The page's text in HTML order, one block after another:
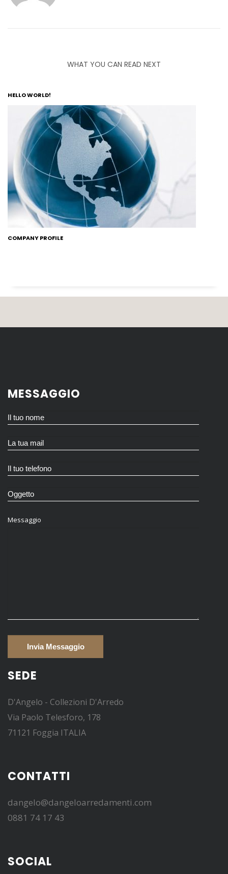
WHAT YOU CAN READ NEXT
HELLO WORLD!
COMPANY PROFILE
MESSAGGIO
Messaggio
SEDE
D'Angelo - Collezioni D'Arredo
Via Paolo Telesforo, 178
71121 Foggia ITALIA
CONTATTI
dangelo@dangeloarredamenti.com
0881 74 17 43
SOCIAL